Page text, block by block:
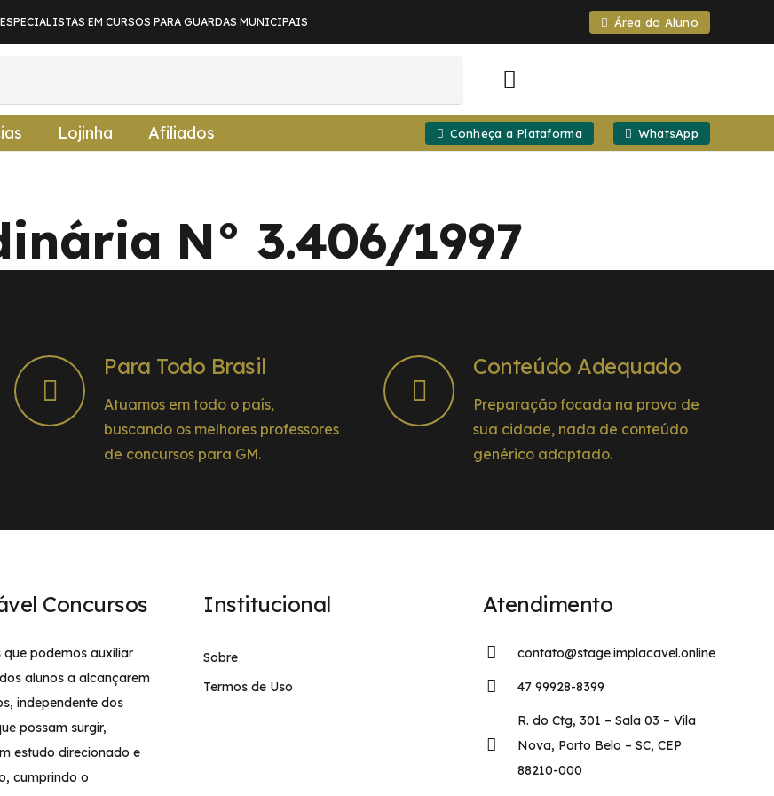
ESPECIALISTAS EM CURSOS PARA GUARDAS MUNICIPAIS Área do Aluno
Lojinha Afiliados Conheça a Plataforma WhatsApp
N° 3.406/1997
Para Todo Brasil
Atuamos em todo o país,
buscando os melhores professores
de concursos para GM.
Conteúdo Adequado
Preparação focada na prova de
sua cidade, nada de conteúdo
genérico adaptado.
Concursos
podemos auxiliar
alunos a alcançarem
independente dos
possam surgir,
estudo direcionado e
cumprindo o
Institucional
Sobre
Termos de Uso
Atendimento
contato@stage.implacavel.online
47 99928-8399
R. do Ctg, 301 – Sala 03 – Vila
Nova, Porto Belo – SC, CEP
88210-000